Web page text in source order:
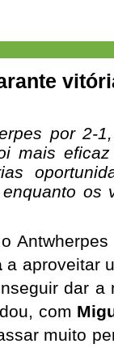
por 2-
mais
os
a aproveitar
dar a
com
muito